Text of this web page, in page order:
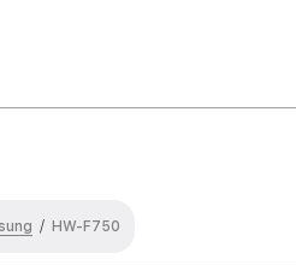
/ HW-F750